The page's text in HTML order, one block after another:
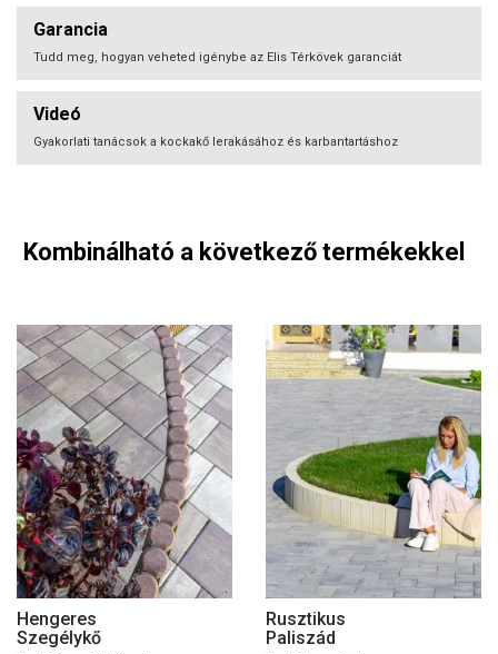
Garancia
Tudd meg, hogyan veheted igénybe az Elis Térkövek garanciát
Videó
Gyakorlati tanácsok a kockakő lerakásához és karbantartáshoz
Kombinálható a következő termékekkel
Hengeres
Szegélykő
Rusztikus
Paliszád